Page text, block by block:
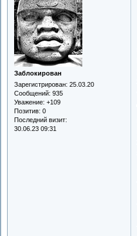
Заблокирован
Зарегистрирован: 25.03.20
Сообщений: 935
Уважение: +109
Позитив: 0
Последний визит:
30.06.23 09:31